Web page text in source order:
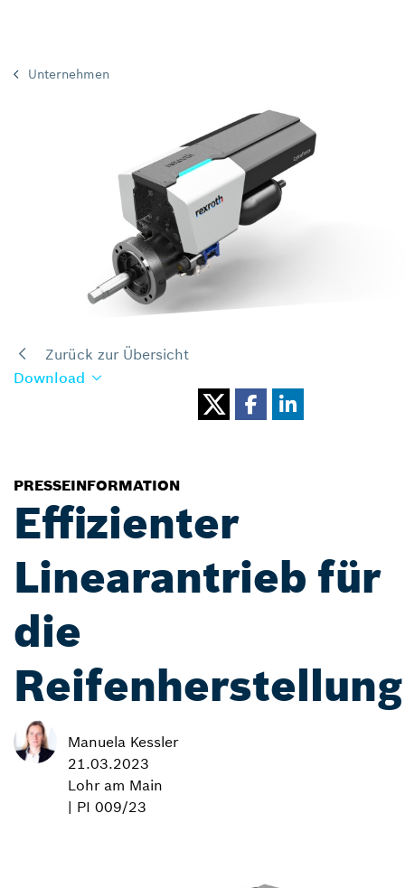
Unternehmen
Zurück zur Übersicht
Download
PRESSEINFORMATION
Effizienter
Linearantrieb für
die
Reifenherstellung
Manuela Kessler
21.03.2023
Lohr am Main
| PI 009/23